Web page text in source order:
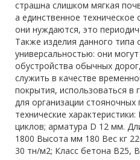
страшна слишком мягкая
а единственное
они нуждаются, это
Также изделия данного типа
универсальностью: они
обустройства обычных
служить в качестве
покрытия, использоваться в
для организации
технические
циклов; арматура D 12 мм.
1800 Высота мм 180 Вес кг
30 тн/м2; Класс бетона В25,